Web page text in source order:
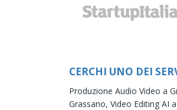
CERCHI UNO DEI
Produzione Audio Video a
Grassano, Video Editing AI